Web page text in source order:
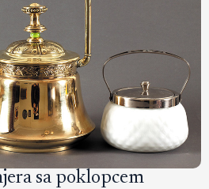
sa poklopcem